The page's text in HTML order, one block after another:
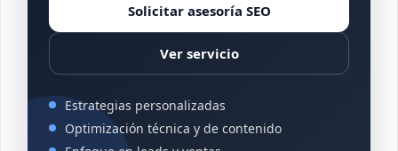
Solicitar asesoría SEO
Ver servicio
Estrategias personalizadas
Optimización técnica y de contenido